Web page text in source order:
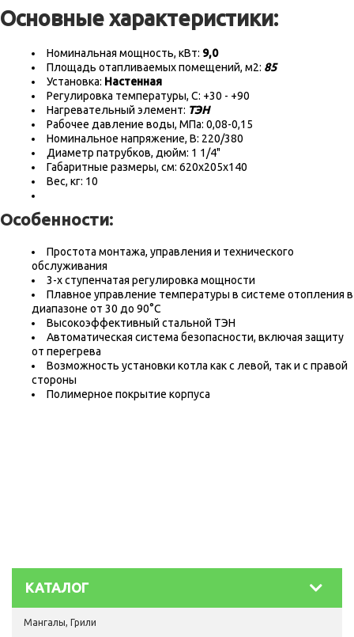
Основные характеристики:
Номинальная мощность, кВт: 9,0
Площадь отапливаемых помещений, м2: 85
Установка: Настенная
Регулировка температуры, С: +30 - +90
Нагревательный элемент: ТЭН
Рабочее давление воды, МПа: 0,08-0,15
Номинальное напряжение, В: 220/380
Диаметр патрубков, дюйм: 1 1/4"
Габаритные размеры, см: 620x205x140
Вес, кг: 10
Особенности:
Простота монтажа, управления и технического
обслуживания
3-х ступенчатая регулировка мощности
Плавное управление температуры в системе отопления в
диапазоне от 30 до 90°С
Высокоэффективный стальной ТЭН
Автоматическая система безопасности, включая защиту
от перегрева
Возможность установки котла как с левой, так и с правой
стороны
Полимерное покрытие корпуса
КАТАЛОГ
Мангалы, Грили